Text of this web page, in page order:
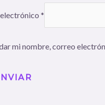
*
mi nombre, correo